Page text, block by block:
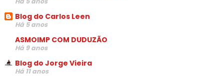
Blog do Carlos Leen
Há 5 anos
ASMOIMP COM DUDUZÃO
Há 9 anos
Blog do Jorge Vieira
Há 11 anos